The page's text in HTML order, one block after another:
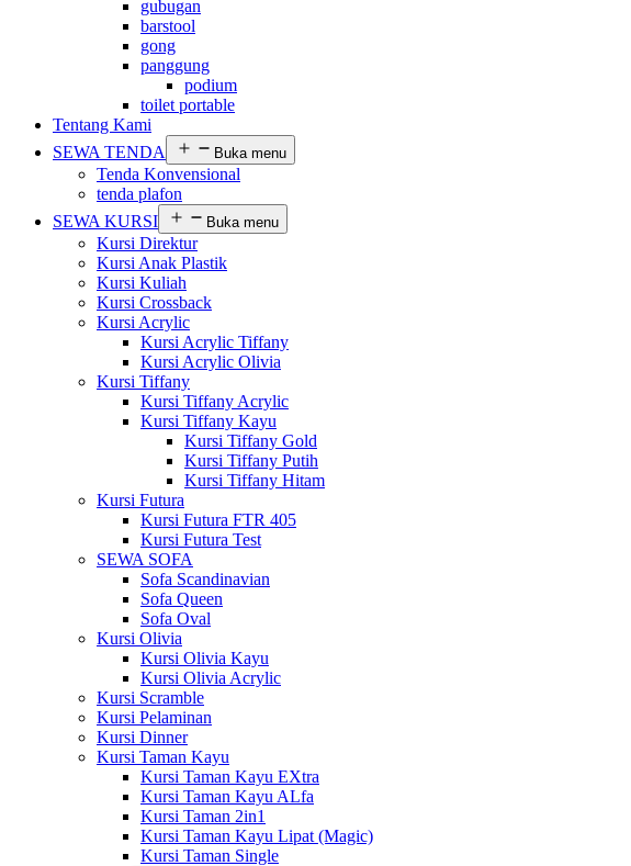
gubugan
barstool
gong
panggung
podium
toilet portable
Tentang Kami
SEWA TENDA
Buka menu
Tenda Konvensional
tenda plafon
SEWA KURSI
Buka menu
Kursi Direktur
Kursi Anak Plastik
Kursi Kuliah
Kursi Crossback
Kursi Acrylic
Kursi Acrylic Tiffany
Kursi Acrylic Olivia
Kursi Tiffany
Kursi Tiffany Acrylic
Kursi Tiffany Kayu
Kursi Tiffany Gold
Kursi Tiffany Putih
Kursi Tiffany Hitam
Kursi Futura
Kursi Futura FTR 405
Kursi Futura Test
SEWA SOFA
Sofa Scandinavian
Sofa Queen
Sofa Oval
Kursi Olivia
Kursi Olivia Kayu
Kursi Olivia Acrylic
Kursi Scramble
Kursi Pelaminan
Kursi Dinner
Kursi Taman Kayu
Kursi Taman Kayu EXtra
Kursi Taman Kayu ALfa
Kursi Taman 2in1
Kursi Taman Kayu Lipat (Magic)
Kursi Taman Single